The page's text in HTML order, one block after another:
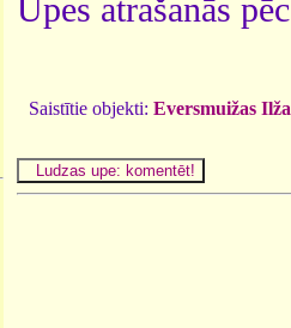
Upes atrašanās
Saistītie objekti: Eversmuižas